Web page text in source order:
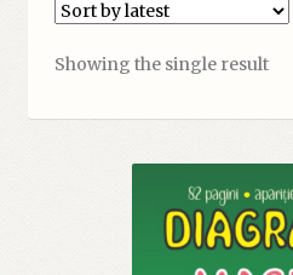
My account
Showing the single result